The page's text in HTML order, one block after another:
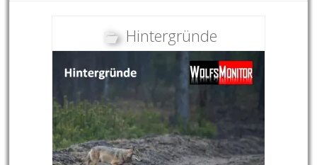
Hintergründe